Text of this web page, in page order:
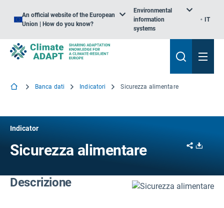
An official website of the European
Union | How do you know?
Environmental
information
systems
IT
Banca dati Indicatori Sicurezza alimentare
Indicator
Sicurezza alimentare Share
Descrizione